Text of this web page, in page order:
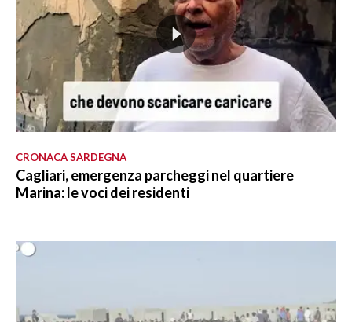
CRONACA SARDEGNA
Cagliari, emergenza parcheggi nel quartiere
Marina: le voci dei residenti